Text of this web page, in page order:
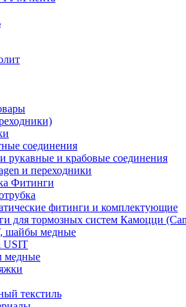
соединения
рукавные и крабовые соединения
и переходники
Фитинги
фитинги и комплектующие
для тормозных систем Камоцци
шайбы медные
USIT
текстиль